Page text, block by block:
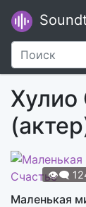
👁️‍🗨️